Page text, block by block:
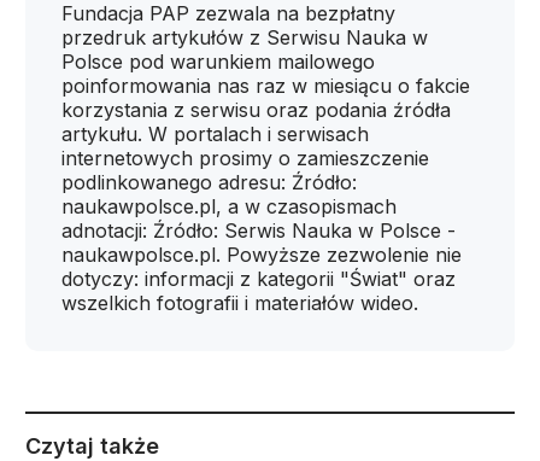
Fundacja PAP zezwala na bezpłatny
przedruk artykułów z Serwisu Nauka w
Polsce pod warunkiem mailowego
poinformowania nas raz w miesiącu o fakcie
korzystania z serwisu oraz podania źródła
artykułu. W portalach i serwisach
internetowych prosimy o zamieszczenie
podlinkowanego adresu: Źródło:
naukawpolsce.pl, a w czasopismach
adnotacji: Źródło: Serwis Nauka w Polsce -
naukawpolsce.pl. Powyższe zezwolenie nie
dotyczy: informacji z kategorii "Świat" oraz
wszelkich fotografii i materiałów wideo.
Czytaj także